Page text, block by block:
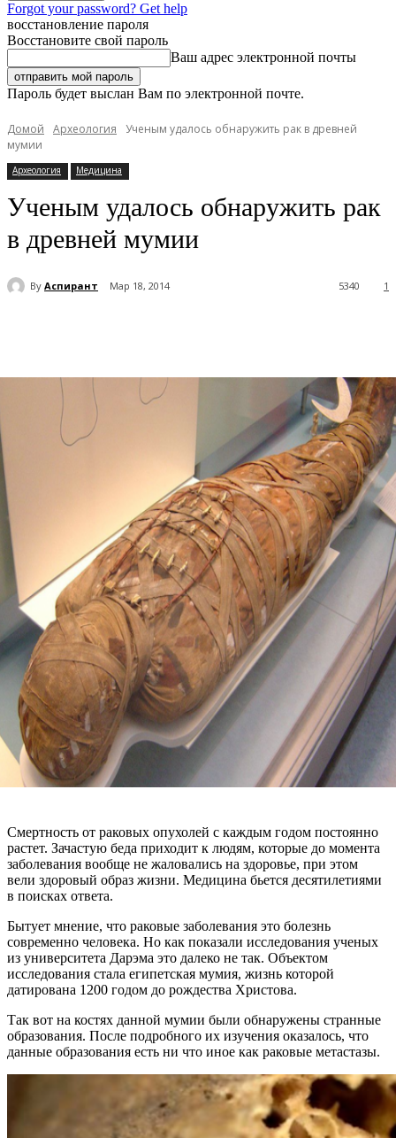
Forgot your password? Get help
восстановление пароля
Восстановите свой пароль
Ваш адрес электронной почты
Пароль будет выслан Вам по электронной почте.
Домой Археология
Ученым удалось обнаружить рак в древней
мумии
Археология Медицина
Ученым удалось обнаружить рак
в древней мумии
By Аспирант Мар 18, 2014 1
5340
Смертность от раковых опухолей с каждым годом постоянно
растет. Зачастую беда приходит к людям, которые до момента
заболевания вообще не жаловались на здоровье, при этом
вели здоровый образ жизни. Медицина бьется десятилетиями
в поисках ответа.
Бытует мнение, что раковые заболевания это болезнь
современно человека. Но как показали исследования ученых
из университета Дарэма это далеко не так. Объектом
исследования стала египетская мумия, жизнь которой
датирована 1200 годом до рождества Христова.
Так вот на костях данной мумии были обнаружены странные
образования. После подробного их изучения оказалось, что
данные образования есть ни что иное как раковые метастазы.